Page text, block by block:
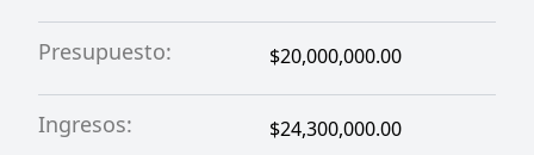
Presupuesto: $20,000,000.00
Ingresos: $24,300,000.00